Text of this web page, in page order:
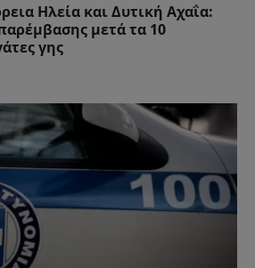
Ηλεία και Δυτική Αχαΐα:
μετά τα 10
γης